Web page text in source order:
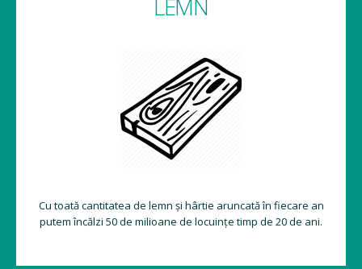
LEMN
Cu toată cantitatea de lemn și hârtie aruncată în fiecare an
putem încălzi 50 de milioane de locuințe timp de 20 de ani.